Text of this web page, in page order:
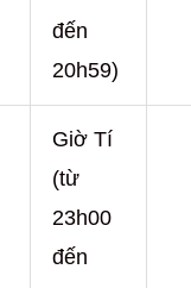
đến
20h59)
Giờ Tí
(từ
23h00
đến